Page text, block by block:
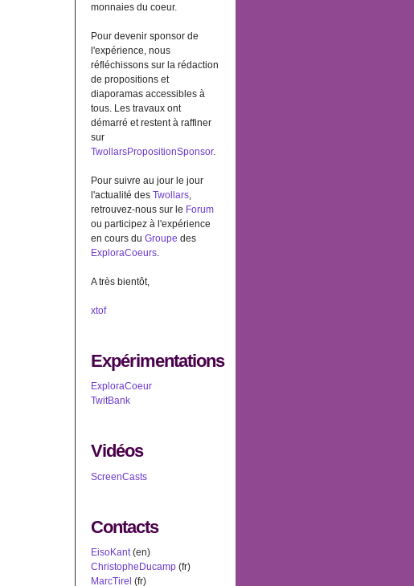
monnaies du coeur.
Pour devenir sponsor de
l'expérience, nous
réfléchissons sur la rédaction
de propositions et
diaporamas accessibles à
tous. Les travaux ont
démarré et restent à raffiner
sur
TwollarsPropositionSponsor.
Pour suivre au jour le jour
l'actualité des Twollars
retrouvez-nous sur le Forum
ou participez à l'expérience
en cours du Groupe des
ExploraCoeurs
A très bientôt,
xtof
Expérimentations
ExploraCoeur
TwitBank
Vidéos
ScreenCasts
Contacts
EisoKant(en)
ChristopheDucamp (fr)
MarcTirel (fr)